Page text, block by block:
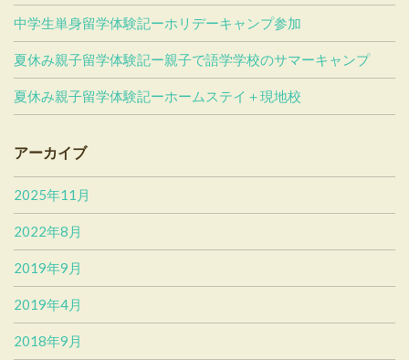
中学生単身留学体験記ーホリデーキャンプ参加
夏休み親子留学体験記ー親子で語学学校のサマーキャンプ
夏休み親子留学体験記ーホームステイ＋現地校
アーカイブ
2025年11月
2022年8月
2019年9月
2019年4月
2018年9月